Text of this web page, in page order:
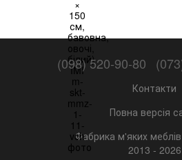
(098) 520-90-80
Контакти
Повна версія
Фабрика м'яких
2013 - 2026